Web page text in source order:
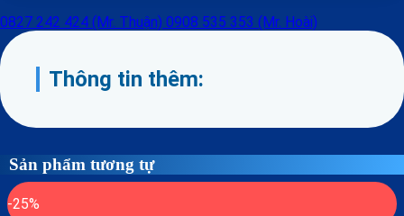
0827 242 424 (Mr. Thuận) 0908 535 353 (Mr. Hoài)
Thông tin thêm:
Sản phẩm tương tự
-25%